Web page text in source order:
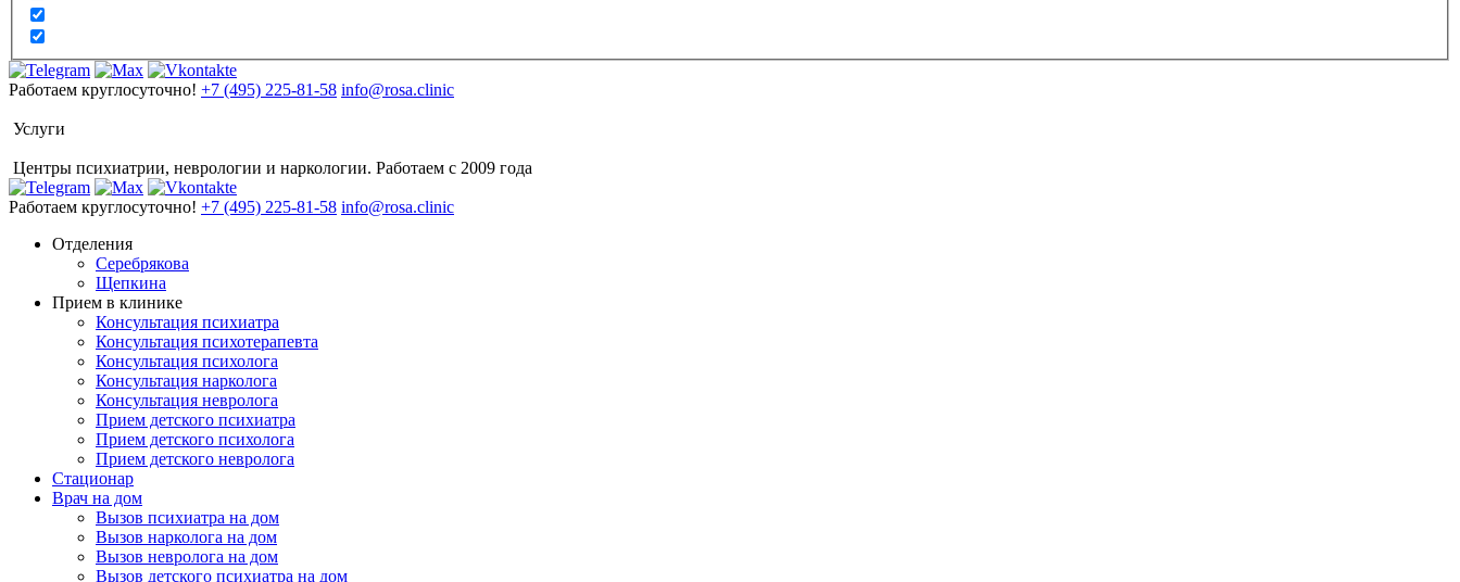
Работаем круглосуточно! +7 (495) 225-81-58 info@rosa.clinic
Услуги
Центры психиатрии, неврологии и наркологии. Работаем с 2009 года
Работаем круглосуточно! +7 (495) 225-81-58 info@rosa.clinic
Отделения
Серебрякова
Щепкина
Прием в клинике
Консультация психиатра
Консультация психотерапевта
Консультация психолога
Консультация нарколога
Консультация невролога
Прием детского психиатра
Прием детского психолога
Прием детского невролога
Стационар
Врач на дом
Вызов психиатра на дом
Вызов нарколога на дом
Вызов невролога на дом
Вызов детского психиатра на дом